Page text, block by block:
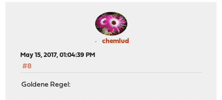
chemlud
May 15, 2017, 01:04:39 PM
#8
Goldene Regel: